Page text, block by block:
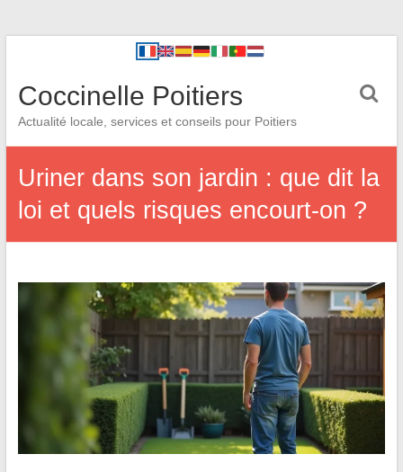
Coccinelle Poitiers
Actualité locale, services et conseils pour Poitiers
Uriner dans son jardin : que dit la
loi et quels risques encourt-on ?